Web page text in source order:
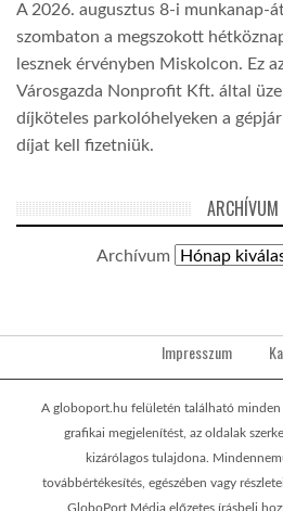
A 2026. augusztus 8-i munkanap-
szombaton a megszokott
lesznek érvényben Miskolcon. Ez
Városgazda Nonprofit Kft. által
díjköteles parkolóhelyeken a
díjat kell fizetniük.
ARCHÍVUM
Archívum
Impresszum
A globoport.hu felületén található minden
grafikai megjelenítést, az oldalak
kizárólagos tulajdona.
továbbértékesítés, egészében vagy
GloboPort Média előzetes írásbeli